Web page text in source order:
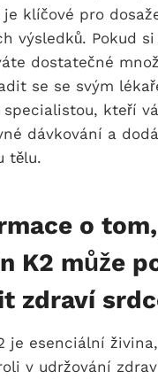
je klíčové pro
výsledků. Pokud
dostatečné
se se svým
specialistou, kteří
dávkování a
tělu.
o
K2 může
zdraví
je esenciální
v udržování